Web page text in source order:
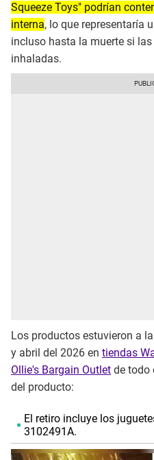
Squeeze Toys" podrían
interna, lo que representaría
incluso hasta la muerte si
inhaladas.
Los productos estuvieron a
y abril del 2026 en tiendas
Ollie's Bargain Outlet de todo
del producto:
El retiro incluye los
3102491A.